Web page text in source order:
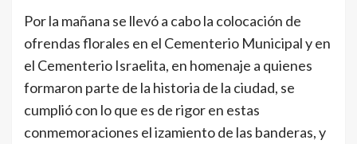
Por la mañana se llevó a cabo la colocación de
ofrendas florales en el Cementerio Municipal y en
el Cementerio Israelita, en homenaje a quienes
formaron parte de la historia de la ciudad, se
cumplió con lo que es de rigor en estas
conmemoraciones el izamiento de las banderas, y